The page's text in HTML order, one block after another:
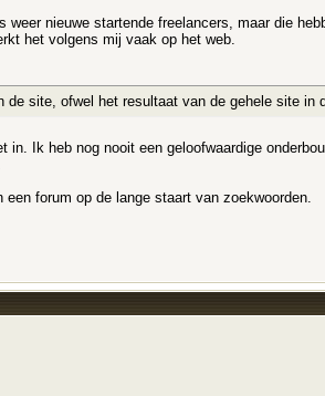
nieuwe startende freelancers, maar die
het volgens mij vaak op het web.
site, ofwel het resultaat van de gehele site in
in. Ik heb nog nooit een geloofwaardige
forum op de lange staart van zoekwoorden.